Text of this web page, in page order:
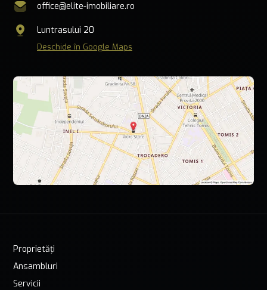
office@elite-imobiliare.ro
Luntrasului 20
Deschide în Google Maps
Proprietăți
Ansambluri
Servicii